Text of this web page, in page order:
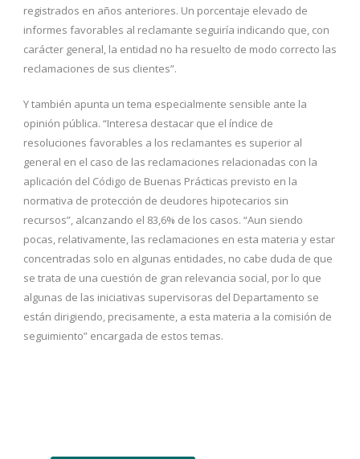
registrados en años anteriores. Un porcentaje elevado de
informes favorables al reclamante seguiría indicando que, con
carácter general, la entidad no ha resuelto de modo correcto las
reclamaciones de sus clientes”.
Y también apunta un tema especialmente sensible ante la
opinión pública. “Interesa destacar que el índice de
resoluciones favorables a los reclamantes es superior al
general en el caso de las reclamaciones relacionadas con la
aplicación del Código de Buenas Prácticas previsto en la
normativa de protección de deudores hipotecarios sin
recursos”, alcanzando el 83,6% de los casos. “Aun siendo
pocas, relativamente, las reclamaciones en esta materia y estar
concentradas solo en algunas entidades, no cabe duda de que
se trata de una cuestión de gran relevancia social, por lo que
algunas de las iniciativas supervisoras del Departamento se
están dirigiendo, precisamente, a esta materia a la comisión de
seguimiento” encargada de estos temas.